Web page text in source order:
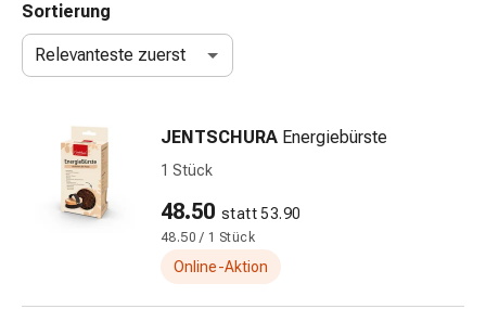
Schnupfen
Wund-
Elastische
Wundbinden
Fingerverbände
Fixationspflaster
Gazen
Sortierung
Relevanteste zuerst
JENTSCHURA Energiebürste
1 Stück
48.50 statt 53.90
48.50 / 1 Stück
Online-Aktion